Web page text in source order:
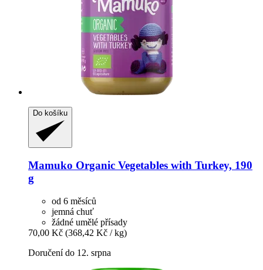
Do košíku
Mamuko Organic Vegetables with Turkey, 190
g
od 6 měsíců
jemná chuť
žádné umělé přísady
70,00 Kč (368,42 Kč / kg)
Doručení do 12. srpna